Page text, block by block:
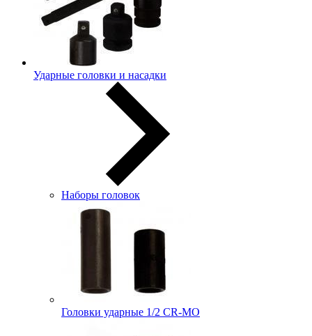
Ударные головки и насадки
Наборы головок
Головки ударные 1/2 CR-MO